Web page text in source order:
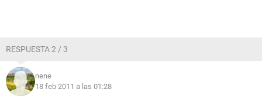
RESPUESTA 2 / 3
nene
18 feb 2011 a las 01:28